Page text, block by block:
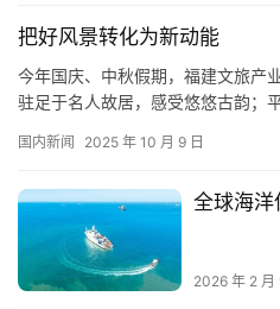
发展的追求，彰显了国际社会携手
共…
把好风景转化为新动能
今年国庆、中秋假期，福建文旅产
驻足于名人故居，感受悠悠古韵；
美景……八闽大地，山海相依，风光
游业培育成为支柱产业。” 依托独
国内新闻 2025 年 10 月 9 日
全球海洋
2026 年 2 月